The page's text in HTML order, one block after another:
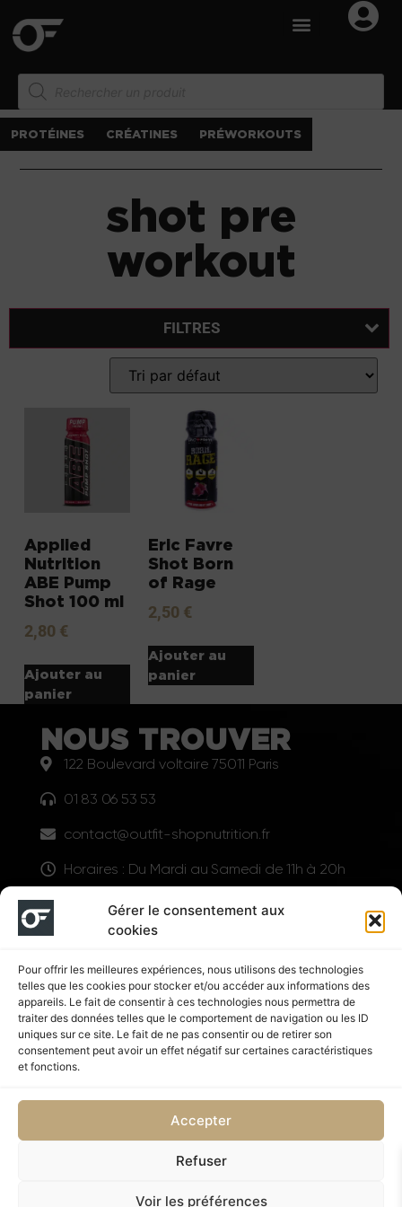
Gérer le consentement aux
cookies
Pour offrir les meilleures expériences, nous utilisons des technologies
telles que les cookies pour stocker et/ou accéder aux informations des
appareils. Le fait de consentir à ces technologies nous permettra de
traiter des données telles que le comportement de navigation ou les ID
uniques sur ce site. Le fait de ne pas consentir ou de retirer son
consentement peut avoir un effet négatif sur certaines caractéristiques
et fonctions.
Accepter
Refuser
Voir les préférences
PROTÉINES CRÉATINES PRÉWORKOUTS
shot pre
workout
FILTRES
Applied
Nutrition
ABE Pump
Shot 100 ml
2,80 €
Ajouter au
panier
Eric Favre
Shot Born
of Rage
2,50 €
Ajouter au
panier
NOUS TROUVER
122 Boulevard voltaire 75011 Paris
01 83 06 53 53
contact@outfit-shopnutrition.fr
Horaires : Du Mardi au Samedi de 11h à 20h
LIENS UTILES